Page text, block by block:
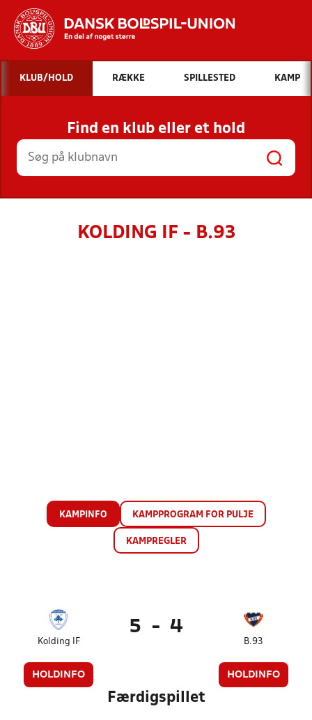
Hvad vil du søge efter?
INDHOLD OG NYHEDER
STILLINGER, RESULTATER, KLUBBER OG
HOLD
KLUB/HOLD RÆKKE SPILLESTED KAMP
Find en klub eller et hold
KOLDING IF - B.93
KAMPINFO KAMPPROGRAM FOR PULJE
KAMPREGLER
Kolding IF
HOLDINFO
5 - 4
B.93
HOLDINFO
Færdigspillet